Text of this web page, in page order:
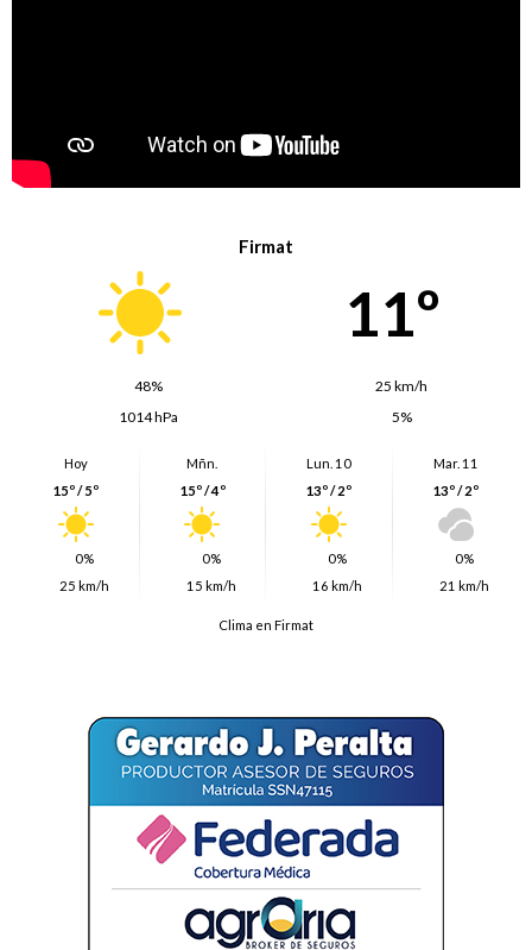
Firmat
11º
48%
25 km/h
1014 hPa
5%
Hoy
15º / 5º
0%
25 km/h
Mñn.
15º / 4º
0%
15 km/h
Lun. 10
13º / 2º
0%
16 km/h
Mar. 11
13º / 2º
0%
21 km/h
Clima en Firmat